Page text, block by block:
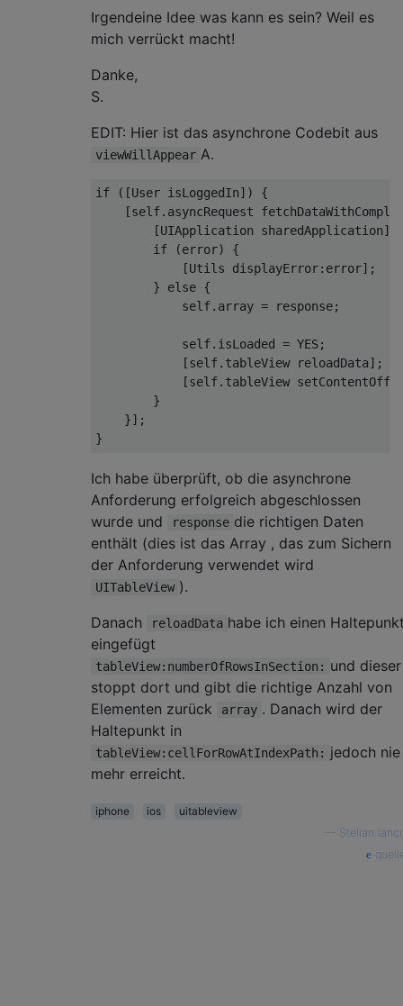
Irgendeine Idee was kann es sein? Weil es
mich verrückt macht!
Danke,
S.
EDIT: Hier ist das asynchrone Codebit aus
viewWillAppear A.
if ([User isLoggedIn]) {
    [
self.asyncRequest
        [
UIApplication
if (error) {
            [Utils displayError:error];
        }
else {
self.array = response;
self.isLoaded = YES;
            [
self.tableView reloadData];
            [
self.tableView
        }
    }];
Ich habe überprüft, ob die asynchrone
Anforderung erfolgreich abgeschlossen
wurde und
response die richtigen Daten
enthält (dies ist das Array , das zum Sichern
der Anforderung verwendet wird
UITableView ).
Danach
reloadData habe ich einen
eingefügt
tableView:numberOfRowsInSection: und dieser
stoppt dort und gibt die richtige Anzahl von
Elementen zurück
array . Danach wird der
Haltepunkt in
tableView:cellForRowAtIndexPath: jedoch nie
mehr erreicht.
iphone ios
uitableview
Stelian